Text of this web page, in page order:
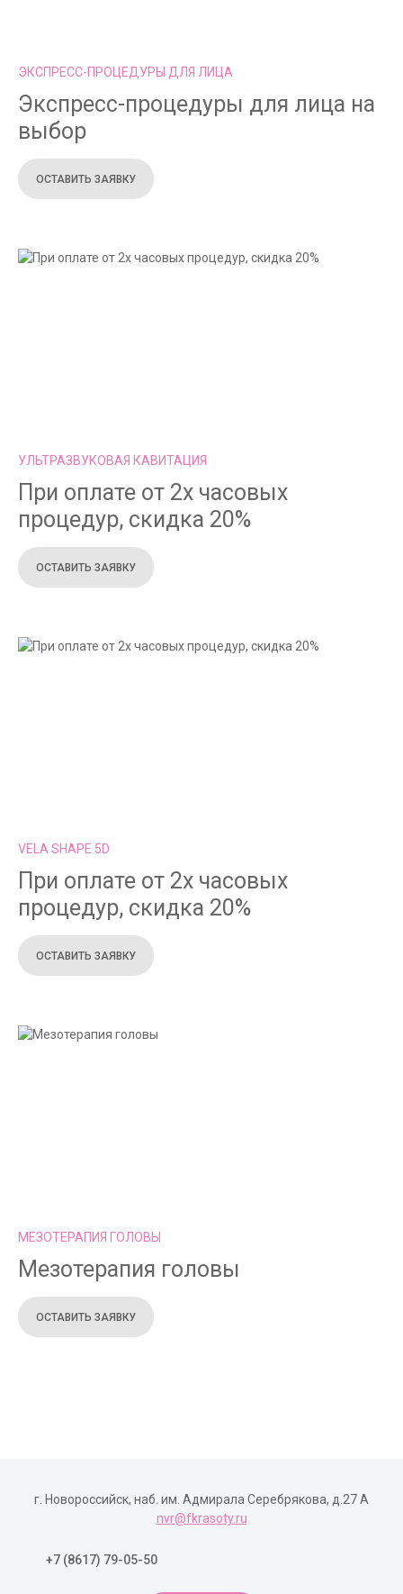
ЭКСПРЕСС-ПРОЦЕДУРЫ ДЛЯ ЛИЦА
Экспресс-процедуры для лица на
выбор
ОСТАВИТЬ ЗАЯВКУ
УЛЬТРАЗВУКОВАЯ КАВИТАЦИЯ
При оплате от 2х часовых
процедур, скидка 20%
ОСТАВИТЬ ЗАЯВКУ
VELA SHAPE 5D
При оплате от 2х часовых
процедур, скидка 20%
ОСТАВИТЬ ЗАЯВКУ
МЕЗОТЕРАПИЯ ГОЛОВЫ
Мезотерапия головы
ОСТАВИТЬ ЗАЯВКУ
г. Новороссийск, наб. им. Адмирала Серебрякова, д.27 А
nvr@fkrasoty.ru
+7 (8617) 79-05-50